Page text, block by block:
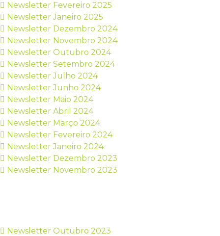
Newsletter Fevereiro 2025
Newsletter Janeiro 2025
Newsletter Dezembro 2024
Newsletter Novembro 2024
Newsletter Outubro 2024
Newsletter Setembro 2024
Newsletter Julho 2024
Newsletter Junho 2024
Newsletter Maio 2024
Newsletter Abril 2024
Newsletter Março 2024
Newsletter Fevereiro 2024
Newsletter Janeiro 2024
Newsletter Dezembro 2023
Newsletter Novembro 2023
Newsletter Outubro 2023